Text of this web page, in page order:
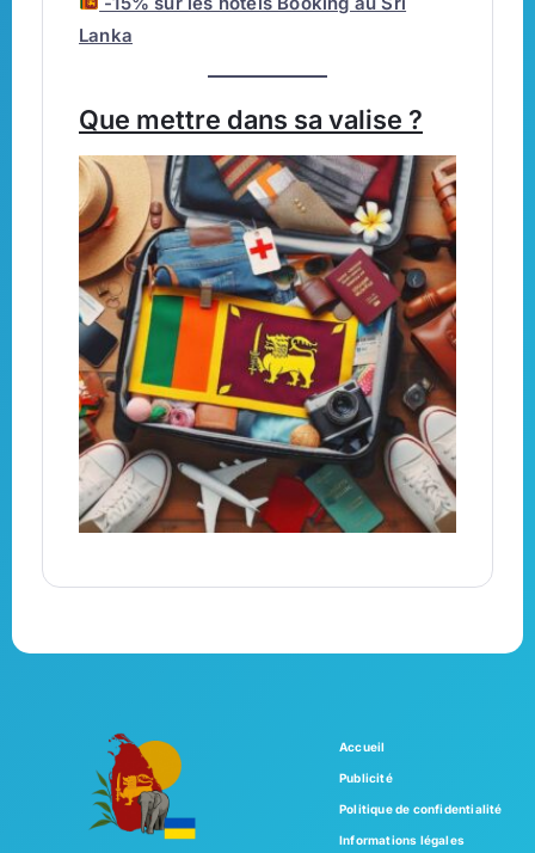
Lanka
Que mettre dans sa valise ?
Accueil
Publicité
Politique de confidentialité
Informations légales